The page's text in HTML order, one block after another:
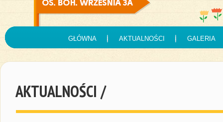
GŁÓWNA AKTUALNOŚCI GALERIA
AKTUALNOŚCI /